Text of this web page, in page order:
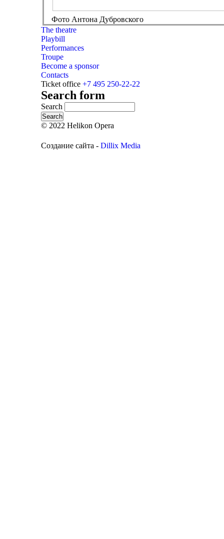
Фото Антона Дубровского
The theatre
Playbill
Performances
Troupe
Become a sponsor
Contacts
Ticket office +7 495 250-22-22
Search form
Search
© 2022 Helikon Opera
Создание сайта - Dillix Media